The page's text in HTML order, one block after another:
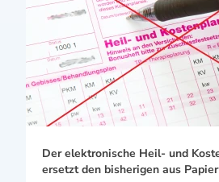
Der elektronische Heil- und
ersetzt den bisherigen aus Papier